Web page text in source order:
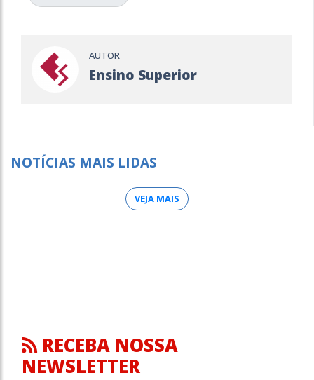
AUTOR
Ensino Superior
NOTÍCIAS MAIS LIDAS
VEJA MAIS
RECEBA NOSSA
NEWSLETTER